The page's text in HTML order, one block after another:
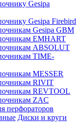
Gesipa
Gesipa Firebird
Gesipa GBM
EMHART
ABSOLUT
TIME-
MESSER
RIVIT
REVTOOL
ZAC
перфораторов
Диски и круги